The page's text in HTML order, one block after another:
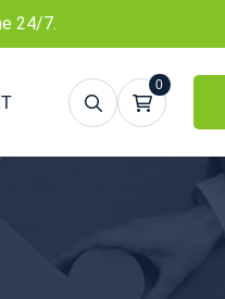
24/7.
0